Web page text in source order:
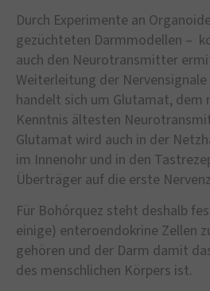
Durch Experimente an
gezüchteten Darmmodellen –
auch den Neurotransmitter
Weiterleitung der
handelt sich um Glutamat, dem
Kenntnis ältesten
Glutamat wird auch in der
im Innenohr und in den
Überträger auf die erste
Für Bohórquez steht deshalb
einige) enteroendokrine Zellen
gehören und der Darm damit
des menschlichen Körpers ist.